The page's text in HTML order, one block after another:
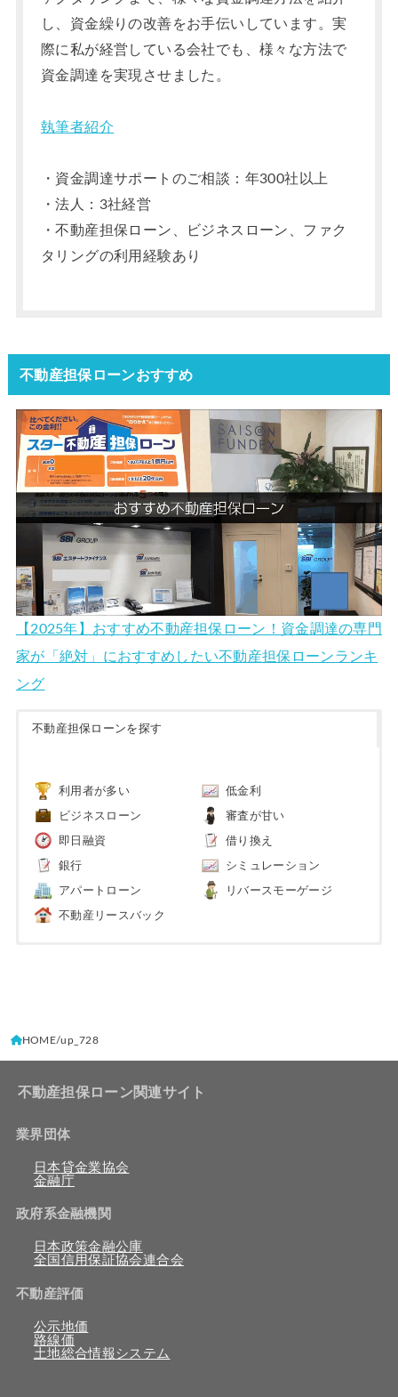
し、資金繰りの改善をお手伝いしています。実
際に私が経営している会社でも、様々な方法で
資金調達を実現させました。
執筆者紹介
・資金調達サポートのご相談：年300社以上
・法人：3社経営
・不動産担保ローン、ビジネスローン、ファク
タリングの利用経験あり
不動産担保ローンおすすめ
【2025年】おすすめ不動産担保ローン！資金調達の専門
家が「絶対」におすすめしたい不動産担保ローンランキ
ング
不動産担保ローンを探す
利用者が多い 低金利
ビジネスローン 審査が甘い
即日融資 借り換え
銀行 シミュレーション
アパートローン リバースモーゲージ
不動産リースバック
HOME up_728
不動産担保ローン関連サイト
業界団体
日本貸金業協会
金融庁
政府系金融機関
日本政策金融公庫
全国信用保証協会連合会
不動産評価
公示地価
路線価
土地総合情報システム